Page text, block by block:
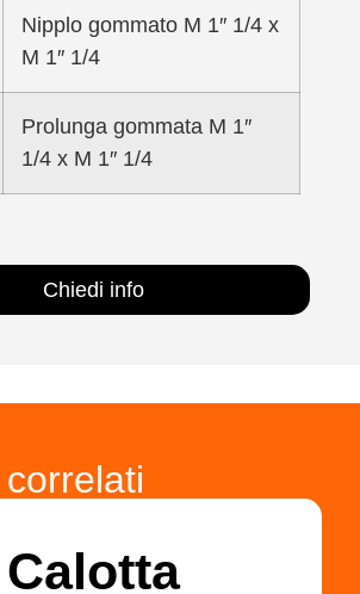
Nipplo gommato M 1″ 1/4 x
M 1″ 1/4
Prolunga gommata M 1″
1/4 x M 1″ 1/4
Chiedi info
Calotta